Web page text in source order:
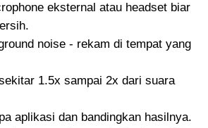
eksternal atau headset biar
noise - rekam di tempat yang
1.5x sampai 2x dari suara
aplikasi dan bandingkan hasilnya.